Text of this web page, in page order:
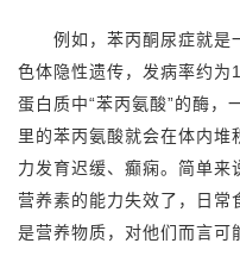
例如，苯丙酮尿症就是
色体隐性遗传，发病率约
蛋白质中“苯丙氨酸”的酶，
里的苯丙氨酸就会在体内堆
力发育迟缓、癫痫。简单来
营养素的能力失效了，日常
是营养物质，对他们而言可